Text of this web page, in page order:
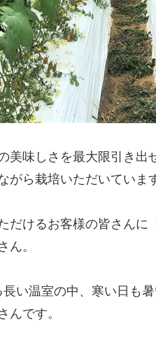
美味しさを最大限引き
がら栽培いただいていま
だけるお客様の皆さん
ん。
い温室の中、寒い日も
んです。